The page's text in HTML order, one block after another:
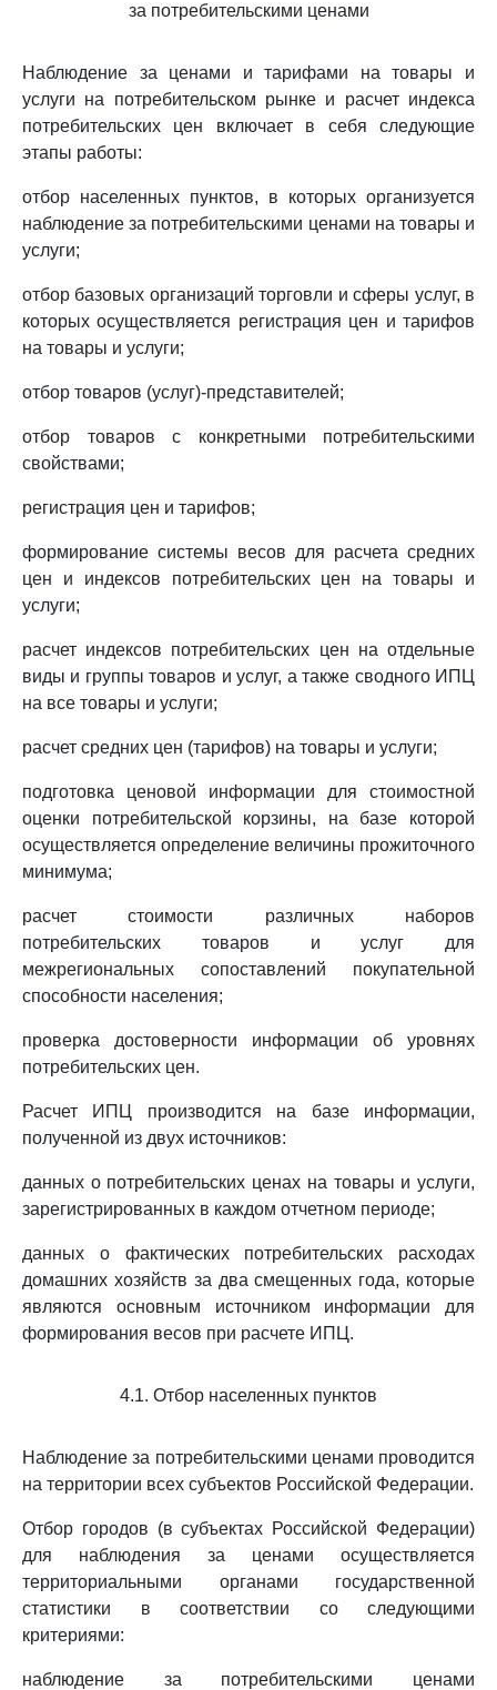
за потребительскими ценами
Наблюдение за ценами и тарифами на товары и
услуги на потребительском рынке и расчет индекса
потребительских цен включает в себя следующие
этапы работы:
отбор населенных пунктов, в которых организуется
наблюдение за потребительскими ценами на товары и
услуги;
отбор базовых организаций торговли и сферы услуг, в
которых осуществляется регистрация цен и тарифов
на товары и услуги;
отбор товаров (услуг)-представителей;
отбор товаров с конкретными потребительскими
свойствами;
регистрация цен и тарифов;
формирование системы весов для расчета средних
цен и индексов потребительских цен на товары и
услуги;
расчет индексов потребительских цен на отдельные
виды и группы товаров и услуг, а также сводного ИПЦ
на все товары и услуги;
расчет средних цен (тарифов) на товары и услуги;
подготовка ценовой информации для стоимостной
оценки потребительской корзины, на базе которой
осуществляется определение величины прожиточного
минимума;
расчет стоимости различных наборов
потребительских товаров и услуг для
межрегиональных сопоставлений покупательной
способности населения;
проверка достоверности информации об уровнях
потребительских цен.
Расчет ИПЦ производится на базе информации,
полученной из двух источников:
данных о потребительских ценах на товары и услуги,
зарегистрированных в каждом отчетном периоде;
данных о фактических потребительских расходах
домашних хозяйств за два смещенных года, которые
являются основным источником информации для
формирования весов при расчете ИПЦ.
4.1. Отбор населенных пунктов
Наблюдение за потребительскими ценами проводится
на территории всех субъектов Российской Федерации.
Отбор городов (в субъектах Российской Федерации)
для наблюдения за ценами осуществляется
территориальными органами государственной
статистики в соответствии со следующими
критериями:
наблюдение за потребительскими ценами